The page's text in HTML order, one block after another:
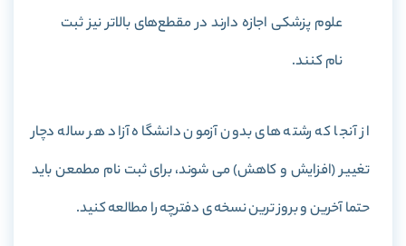
علوم پزشکی اجازه دارند در مقطع‌های بالاتر نیز ثبت
نام کنند.
از آنجا که رشته های بدون آزمون دانشگاه آزاد هر ساله دچار
تغییر (افزایش و کاهش) می شوند، برای ثبت نام مطمعن باید
حتما آخرین و بروز ترین نسخه ی دفترچه را مطالعه کنید.